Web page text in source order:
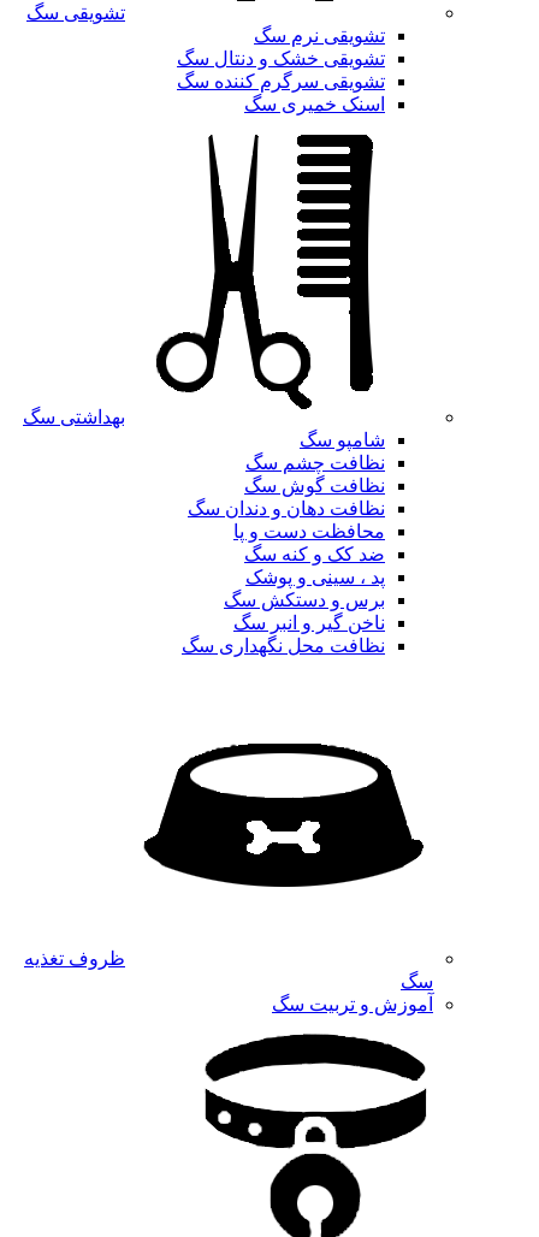
تشویقی سگ
تشویقی نرم سگ
تشویقی خشک و دنتال سگ
تشویقی سرگرم کننده سگ
اسنک خمیری سگ
بهداشتی سگ
شامپو سگ
نظافت چشم سگ
نظافت گوش سگ
نظافت دهان و دندان سگ
محافظت دست و پا
ضد کک و کنه سگ
پد ، سینی و پوشک
برس و دستکش سگ
ناخن گیر و انبر سگ
نظافت محل نگهداری سگ
ظروف تغذیه
سگ
آموزش و تربیت سگ